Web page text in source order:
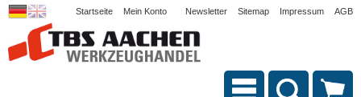
Startseite Mein Konto Newsletter Sitemap Impressum AGB